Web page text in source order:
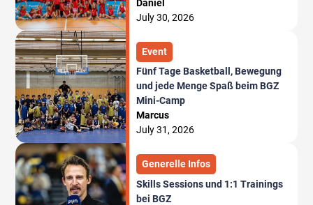
Daniel
July 30, 2026
Event
Fünf Tage Basketball, Bewegung
und jede Menge Spaß beim BGZ
Mini-Camp
Marcus
July 31, 2026
Generelle Infos
Skills Sessions und 1:1 Trainings
bei BGZ